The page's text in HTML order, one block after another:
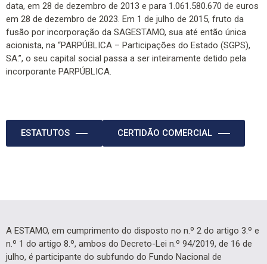
data, em 28 de dezembro de 2013 e para 1.061.580.670 de euros
em 28 de dezembro de 2023. Em 1 de julho de 2015, fruto da
fusão por incorporação da SAGESTAMO, sua até então única
acionista, na “PARPÚBLICA – Participações do Estado (SGPS),
SA.”, o seu capital social passa a ser inteiramente detido pela
incorporante PARPÚBLICA.
ESTATUTOS CERTIDÃO COMERCIAL
A ESTAMO, em cumprimento do disposto no n.º 2 do artigo 3.º e
n.º 1 do artigo 8.º, ambos do Decreto-Lei n.º 94/2019, de 16 de
julho, é participante do subfundo do Fundo Nacional de